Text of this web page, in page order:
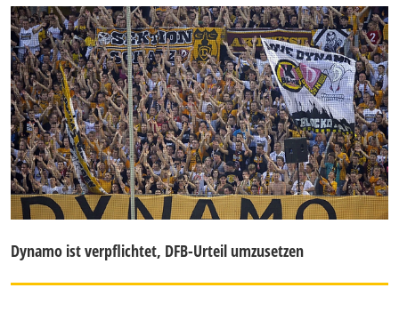
Dynamo ist verpflichtet, DFB-Urteil umzusetzen